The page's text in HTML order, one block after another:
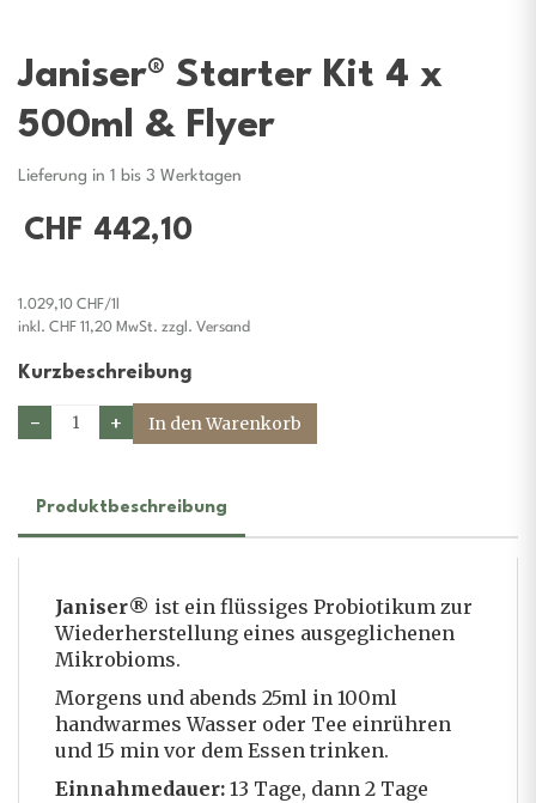
Janiser® Starter Kit 4 x
500ml & Flyer
Lieferung in 1 bis 3 Werktagen
CHF 442,10
1.029,10 CHF/1l
inkl. CHF 11,20 MwSt. zzgl. Versand
Kurzbeschreibung
− + In den Warenkorb
Produktbeschreibung
Janiser® ist ein flüssiges Probiotikum zur
Wiederherstellung eines ausgeglichenen
Mikrobioms.
Morgens und abends 25ml in 100ml
handwarmes Wasser oder Tee einrühren
und 15 min vor dem Essen trinken.
Einnahmedauer: 13 Tage, dann 2 Tage